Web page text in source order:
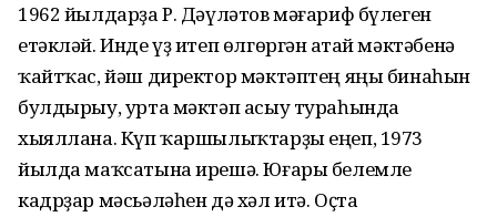
1962 йылдарҙа Р. Дәүләтов мәғариф бүлеген
етәкләй. Инде үҙ итеп өлгөргән Ҡатай мәктәбенә
ҡайтҡас, йәш директор мәктәптең яңы бинаһын
булдырыу, урта мәктәп асыу тураһында
хыяллана. Күп ҡаршылыҡтарҙы еңеп, 1973
йылда маҡсатына ирешә. Юғары белемле
кадрҙар мәсьәләһен дә хәл итә. Оҫта